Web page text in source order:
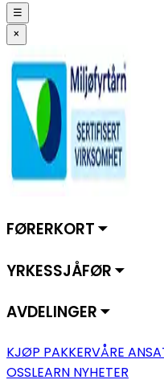
☰
×
FØRERKORT ⏷
YRKESSJÅFØR ⏷
AVDELINGER ⏷
KJØP PAKKERVÅRE
OSSLEARN NYHETER